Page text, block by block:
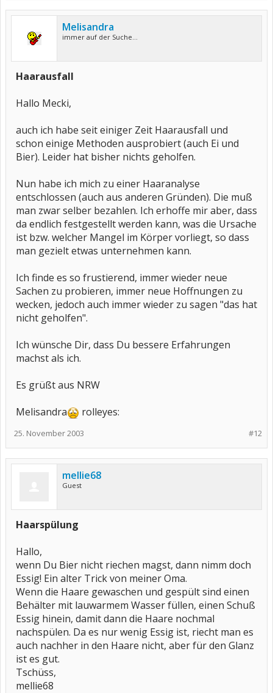
Melisandra
immer auf der Suche...
Haarausfall
Hallo Mecki,
auch ich habe seit einiger Zeit Haarausfall und
schon einige Methoden ausprobiert (auch Ei und
Bier). Leider hat bisher nichts geholfen.
Nun habe ich mich zu einer Haaranalyse
entschlossen (auch aus anderen Gründen). Die muß
man zwar selber bezahlen. Ich erhoffe mir aber, dass
da endlich festgestellt werden kann, was die Ursache
ist bzw. welcher Mangel im Körper vorliegt, so dass
man gezielt etwas unternehmen kann.
Ich finde es so frustierend, immer wieder neue
Sachen zu probieren, immer neue Hoffnungen zu
wecken, jedoch auch immer wieder zu sagen "das hat
nicht geholfen".
Ich wünsche Dir, dass Du bessere Erfahrungen
machst als ich.
Es grüßt aus NRW
Melisandra
rolleyes:
#12
25. November 2003
mellie68
Guest
Haarspülung
Hallo,
wenn Du Bier nicht riechen magst, dann nimm doch
Essig! Ein alter Trick von meiner Oma.
Wenn die Haare gewaschen und gespült sind einen
Behälter mit lauwarmem Wasser füllen, einen Schuß
Essig hinein, damit dann die Haare nochmal
nachspülen. Da es nur wenig Essig ist, riecht man es
auch nachher in den Haare nicht, aber für den Glanz
ist es gut.
Tschüss,
mellie68